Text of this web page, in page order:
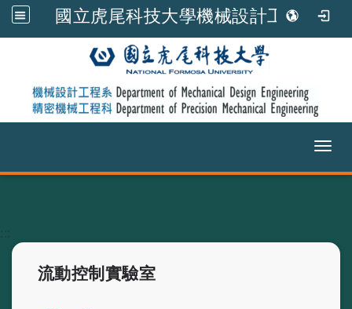
國立虎尾科技大學機械設計工程系
:::
流動控制實驗室